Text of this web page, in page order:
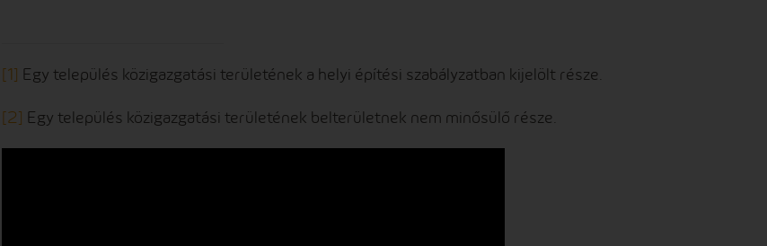
[1] Egy település közigazgatási területének a helyi építési szabályzatban kijelölt része.
[2] Egy település közigazgatási területének belterületnek nem minősülő része.